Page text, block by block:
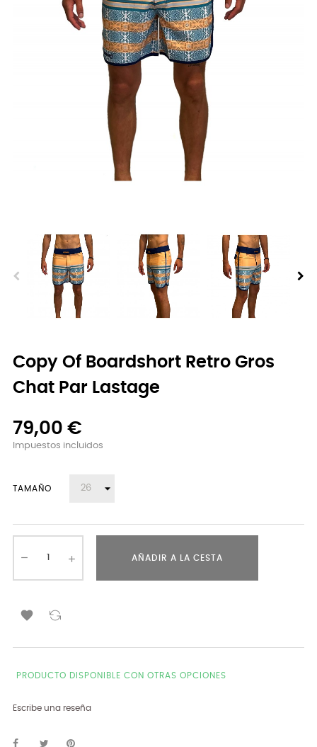
Copy Of Boardshort Retro Gros
Chat Par Lastage
79,00 €
Impuestos incluidos
TAMAÑO
AÑADIR A LA CESTA

PRODUCTO DISPONIBLE CON OTRAS OPCIONES
Escribe una reseña